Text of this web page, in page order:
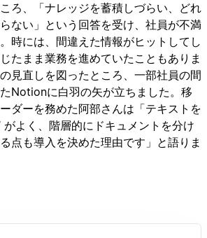
ろ、「ナレッジを蓄積しづらい、どれ
ない」という回答を受け、社員が不満
時には、間違えた情報がヒットしてし
たまま業務を進めていたこともありま
見直しを図ったところ、一部社員の間
Notionに白羽の矢が立ちました。移
ダーを務めた阿部さんは「テキストを
がよく、階層的にドキュメントを分け
点も導入を決めた理由です」と語りま